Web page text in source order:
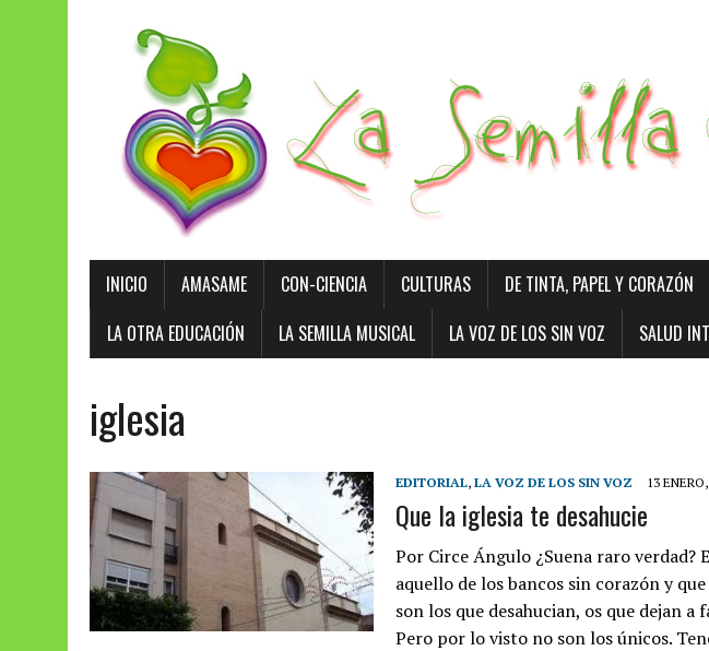
INICIO AMASAME CON-CIENCIA CULTURAS DE TINTA, PAPEL Y CORAZÓN
LA OTRA EDUCACIÓN
LA SEMILLA MUSICAL LA VOZ DE LOS SIN VOZ SALUD
iglesia
EDITORIAL, LA VOZ DE LOS SIN VOZ 13
Que la iglesia te desahucie
Por Circe Ángulo ¿Suena raro verdad?
aquello de los bancos sin corazón y
son los que desahucian, os que dejan a
Pero por lo visto no son los únicos.